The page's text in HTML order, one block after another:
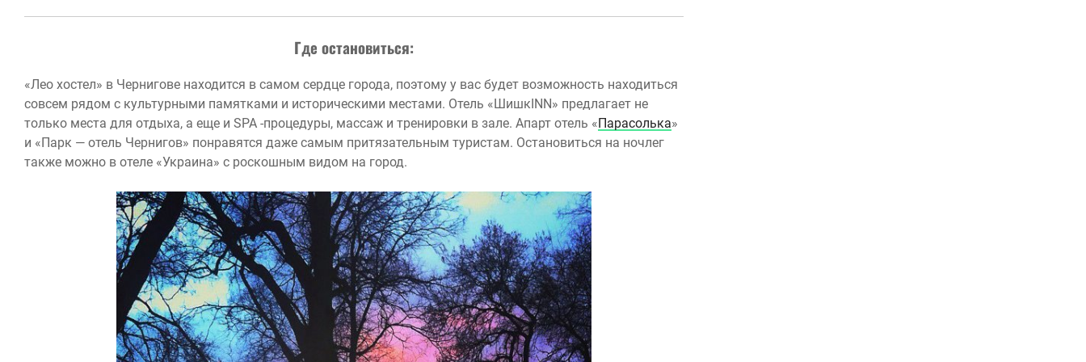
Где остановиться:
«Лео хостел» в Чернигове находится в самом сердце города, поэтому у вас будет возможность находиться
совсем рядом с культурными памятками и историческими местами. Отель «ШишкINN» предлагает не
только места для отдыха, а еще и SPA -процедуры, массаж и тренировки в зале. Апарт отель «Парасолька»
и «Парк — отель Чернигов» понравятся даже самым притязательным туристам. Остановиться на ночлег
также можно в отеле «Украина» с роскошным видом на город.